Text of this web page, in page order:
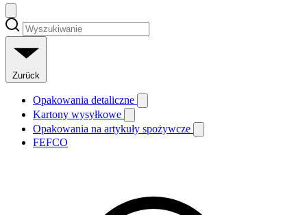
Zurück
Opakowania detaliczne
Kartony wysyłkowe
Opakowania na artykuły spożywcze
FEFCO